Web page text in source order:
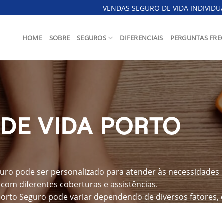
VENDAS SEGURO DE VIDA
HOME SOBRE SEGUROS DIFERENCIAIS PERGUNTAS
VIDA PORTO
pode ser personalizado para atender às necessidades
diferentes coberturas e assistências.
Seguro pode variar dependendo de diversos fatores,